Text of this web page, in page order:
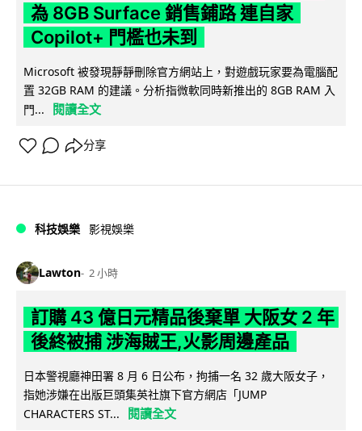
為 8GB Surface 銷售鋪路 連自家
Copilot+ 門檻也未到
Microsoft 被發現靜靜刪除官方網站上，對遊戲玩家要為電腦配
置 32GB RAM 的建議。分析指微軟同時新推出的 8GB RAM 入
門...
閱讀全文
分享
科技娛樂 影視娛樂
Lawton 2 小時
訂購 43 億日元精品後棄單 大阪女 2 年
後終被捕 涉海賊王,火影周邊產品
日本警視廳神田署 8 月 6 日公布，拘捕一名 32 歲大阪女子，
指她涉嫌在出版巨頭集英社旗下官方網店「JUMP
CHARACTERS ST...
閱讀全文